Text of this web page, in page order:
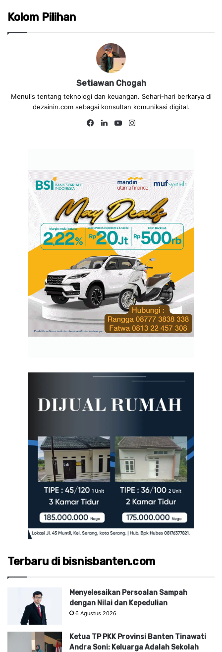
Kolom Pilihan
Setiawan Chogah
Menulis tentang teknologi dan keuangan. Sehari-hari berkarya di
dezainin.com sebagai konsultan komunikasi digital.
Fa
Lin
Yo
Terbaru di bisnisbanten.com
Menyelesaikan Persoalan Sampah
dengan Nilai dan Kepedulian
6 Agustus 2026
Ketua TP PKK Provinsi Banten Tinawati
Andra Soni: Keluarga Adalah Sekolah